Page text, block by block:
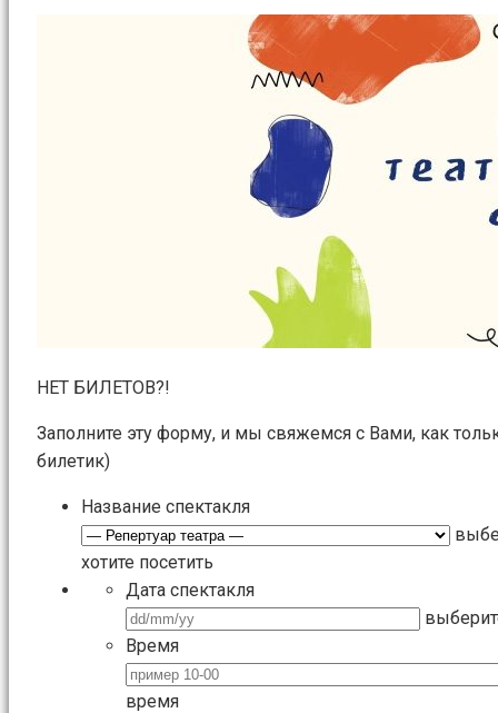
НЕТ БИЛЕТОВ?!
Заполните эту форму, и мы свяжемся с Вами, как
билетик)
Название спектакля
хотите посетить
Дата спектакля
Время
время